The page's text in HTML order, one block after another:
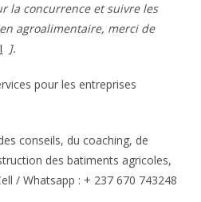
la concurrence et suivre les
agroalimentaire, merci de
].
pour les entreprises
conseils, du coaching, de
des batiments agricoles,
/ Whatsapp : + 237 670 743248